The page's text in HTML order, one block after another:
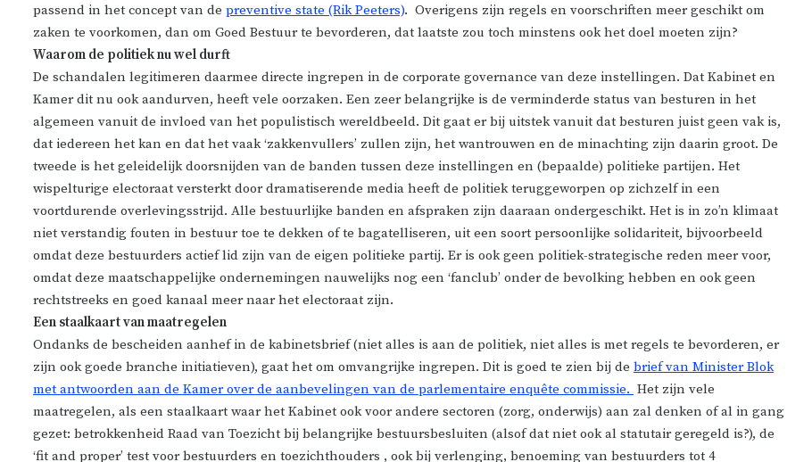
passend in het concept van de preventive state (Rik Peeters). Overigens zijn regels en voorschriften meer geschikt om
zaken te voorkomen, dan om Goed Bestuur te bevorderen, dat laatste zou toch minstens ook het doel moeten zijn?
Waarom de politiek nu wel durft
De schandalen legitimeren daarmee directe ingrepen in de corporate governance van deze instellingen. Dat Kabinet en
Kamer dit nu ook aandurven, heeft vele oorzaken. Een zeer belangrijke is de verminderde status van besturen in het
algemeen vanuit de invloed van het populistisch wereldbeeld. Dit gaat er bij uitstek vanuit dat besturen juist geen vak is,
dat iedereen het kan en dat het vaak ‘zakkenvullers’ zullen zijn, het wantrouwen en de minachting zijn daarin groot. De
tweede is het geleidelijk doorsnijden van de banden tussen deze instellingen en (bepaalde) politieke partijen. Het
wispelturige electoraat versterkt door dramatiserende media heeft de politiek teruggeworpen op zichzelf in een
voortdurende overlevingsstrijd. Alle bestuurlijke banden en afspraken zijn daaraan ondergeschikt. Het is in zo’n klimaat
niet verstandig fouten in bestuur toe te dekken of te bagatelliseren, uit een soort persoonlijke solidariteit, bijvoorbeeld
omdat deze bestuurders actief lid zijn van de eigen politieke partij. Er is ook geen politiek-strategische reden meer voor,
omdat deze maatschappelijke ondernemingen nauwelijks nog een ‘fanclub’ onder de bevolking hebben en ook geen
rechtstreeks en goed kanaal meer naar het electoraat zijn.
Een staalkaart van maatregelen
Ondanks de bescheiden aanhef in de kabinetsbrief (niet alles is aan de politiek, niet alles is met regels te bevorderen, er
zijn ook goede branche initiatieven), gaat het om omvangrijke ingrepen. Dit is goed te zien bij de brief van Minister Blok
met antwoorden aan de Kamer over de aanbevelingen van de parlementaire enquête commissie. Het zijn vele
maatregelen, als een staalkaart waar het Kabinet ook voor andere sectoren (zorg, onderwijs) aan zal denken of al in gang
gezet: betrokkenheid Raad van Toezicht bij belangrijke bestuursbesluiten (alsof dat niet ook al statutair geregeld is?), de
‘fit and proper’ test voor bestuurders en toezichthouders , ook bij verlenging, benoeming van bestuurders tot 4